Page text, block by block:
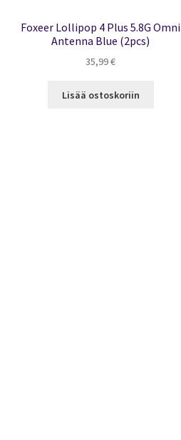
Foxeer Lollipop 4 Plus 5.8G Omni
Antenna Blue (2pcs)
35,99€
Lisää ostoskoriin